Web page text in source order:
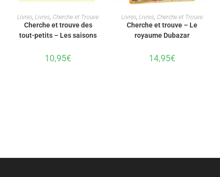
AJOUTER AU PANIER
Livres ,Livres Cherche et Trouve
Cherche et trouve des
tout-petits – Les saisons
10,95€
AJOUTER AU PANIER
Livres, Livres, Cherche et Trouve
Cherche et trouve – Le
royaume Dubazar
14,95€